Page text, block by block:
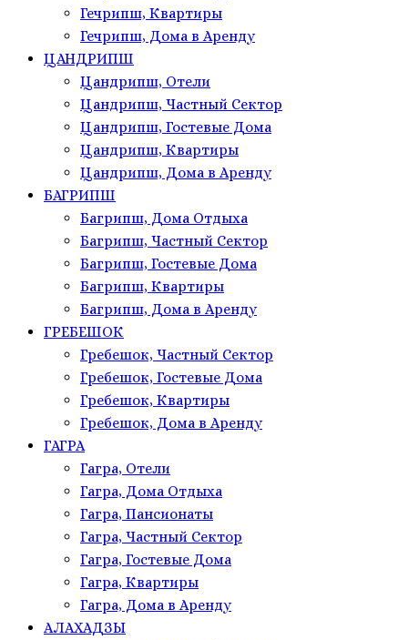
Гечрипш, Квартиры
Гечрипш, Дома в Аренду
ЦАНДРИПШ
Цандрипш, Отели
Цандрипш, Частный Сектор
Цандрипш, Гостевые Дома
Цандрипш, Квартиры
Цандрипш, Дома в Аренду
БАГРИПШ
Багрипш, Дома Отдыха
Багрипш, Частный Сектор
Багрипш, Гостевые Дома
Багрипш, Квартиры
Багрипш, Дома в Аренду
ГРЕБЕШОК
Гребешок, Частный Сектор
Гребешок, Гостевые Дома
Гребешок, Квартиры
Гребешок, Дома в Аренду
ГАГРА
Гагра, Отели
Гагра, Дома Отдыха
Гагра, Пансионаты
Гагра, Частный Сектор
Гагра, Гостевые Дома
Гагра, Квартиры
Гагра, Дома в Аренду
АЛАХАДЗЫ